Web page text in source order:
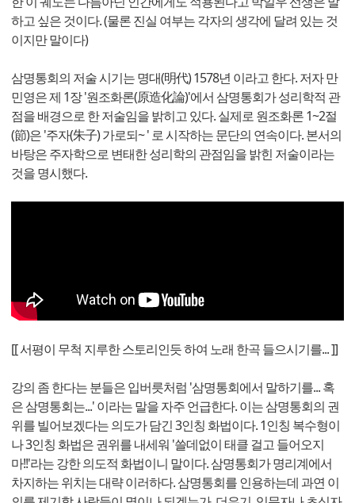
하고 싶은 것이다. (물론 진실 여부는 각자의 생각에 달려 있는 것
이지만 말이다)
삼명통회의 저술 시기는 명대(明代) 1578년 이라고 한다. 저자 만
민영은 제 1장 '원조화론(原造化論)'에서 삼명통회가 성리학적 관
점을 배경으로 한 저술임을 밝히고 있다. 실제로 원조화론 1~2절
(節)은 '주자(朱子) 가로되~ ' 로 시작하는 문단의 연속이다. 본서의
바탕은 주자학으로 변태한 성리학의 관점임을 밝힌 저술이라는
것을 명시했다.
[[ 서평이 무척 지루한 스토리인듯 하여 노래 한곡 들으시기를... ]]
강의 좀 한다는 분들은 입버릇처럼 '삼명통회에서 말하기를... 혹
은 삼명통회는...' 이라는 말을 자주 언급한다. 이는 삼명통회의 권
위를 빌어보겠다는 의도가 담긴 3인칭 화법이다. 1인칭 복수형이
나 3인칭 화법은 권위를 내세워 '쓸데없이 태클 걸고 들어오지
마!!'라는 강한 의도적 화법이니 말이다. 삼명통회가 명리계에서
차지하는 위치는 대략 이러하다. 삼명통회를 인용하는데 과연 이